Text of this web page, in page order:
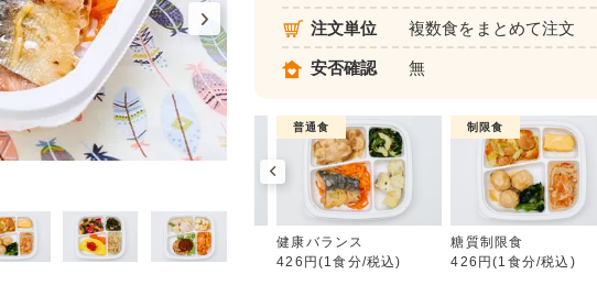
健康バランス
注文単位 複数食をまとめて注文
安否確認 無
食
/税込)
制限食
カロリー調整食
426円(1食分/税込)
普通食
健康バランス
426円(1食分/税込)
制限食
糖質制限食
426円(1食分/税込)